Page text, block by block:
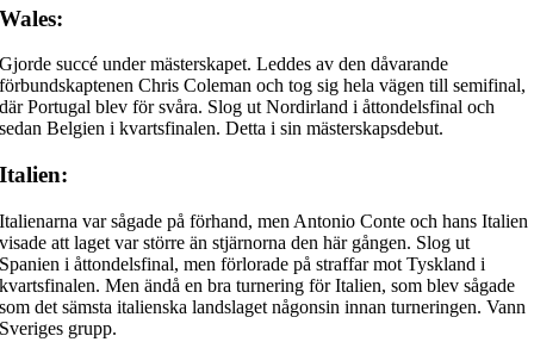
Wales:
Gjorde succé under mästerskapet. Leddes av den dåvarande
förbundskaptenen Chris Coleman och tog sig hela vägen till semifinal,
där Portugal blev för svåra. Slog ut Nordirland i åttondelsfinal och
sedan Belgien i kvartsfinalen. Detta i sin mästerskapsdebut.
Italien:
Italienarna var sågade på förhand, men Antonio Conte och hans Italien
visade att laget var större än stjärnorna den här gången. Slog ut
Spanien i åttondelsfinal, men förlorade på straffar mot Tyskland i
kvartsfinalen. Men ändå en bra turnering för Italien, som blev sågade
som det sämsta italienska landslaget någonsin innan turneringen. Vann
Sveriges grupp.